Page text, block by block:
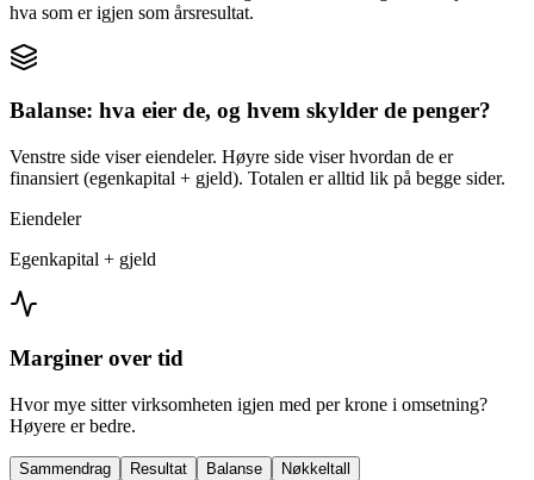
hva som er igjen som årsresultat.
Balanse: hva eier de, og hvem skylder de penger?
Venstre side viser eiendeler. Høyre side viser hvordan de er
finansiert (egenkapital + gjeld). Totalen er alltid lik på begge sider.
Eiendeler
Egenkapital + gjeld
Marginer over tid
Hvor mye sitter virksomheten igjen med per krone i omsetning?
Høyere er bedre.
Sammendrag Resultat Balanse
Nøkkeltall